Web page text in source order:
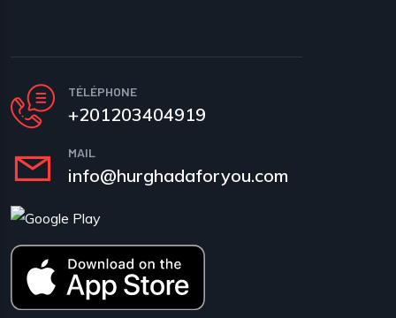
TÉLÉPHONE
+201203404919
MAIL
info@hurghadaforyou.com